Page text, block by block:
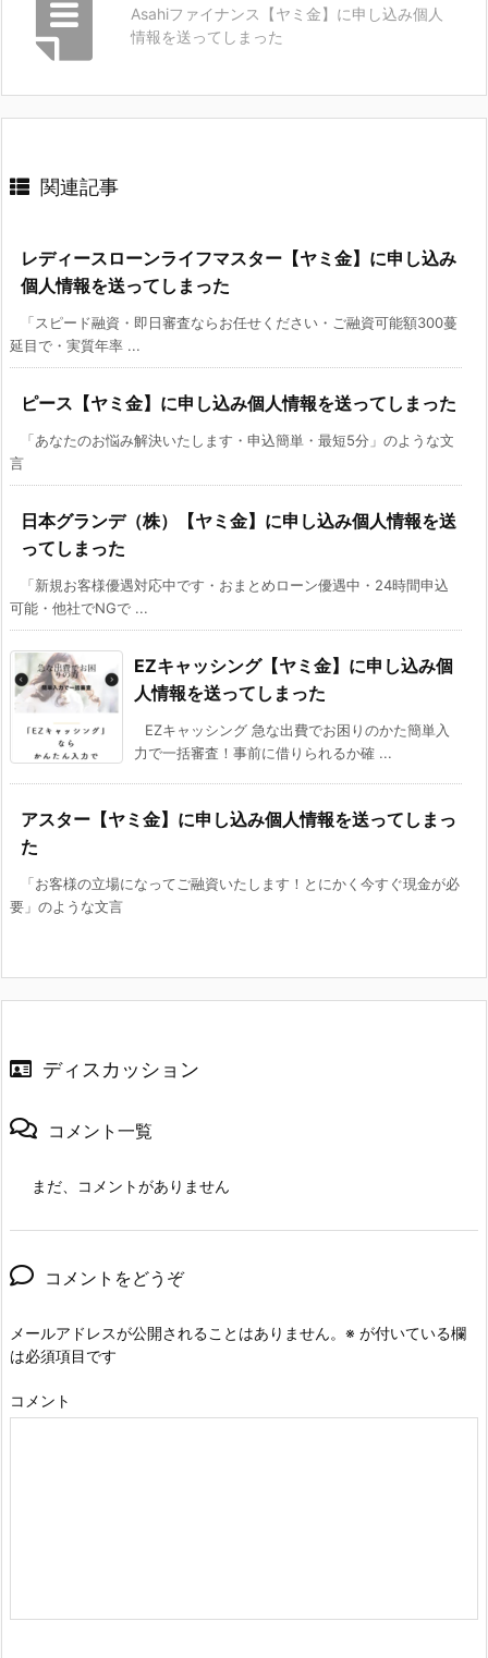
Asahiファイナンス【ヤミ金】に申し込み個人
情報を送ってしまった
関連記事
レディースローンライフマスター【ヤミ金】に申し込み
個人情報を送ってしまった
「スピード融資・即日審査ならお任せください・ご融資可能額300蔓
延目で・実質年率 ...
ピース【ヤミ金】に申し込み個人情報を送ってしまった
「あなたのお悩み解決いたします・申込簡単・最短5分」のような文
言
日本グランデ（株）【ヤミ金】に申し込み個人情報を送
ってしまった
「新規お客様優遇対応中です・おまとめローン優遇中・24時間申込
可能・他社でNGで ...
EZキャッシング【ヤミ金】に申し込み個
人情報を送ってしまった
EZキャッシング 急な出費でお困りのかた簡単入
力で一括審査！事前に借りられるか確 ...
アスター【ヤミ金】に申し込み個人情報を送ってしまっ
た
「お客様の立場になってご融資いたします！とにかく今すぐ現金が必
要」のような文言
ディスカッション
コメント一覧
まだ、コメントがありません
コメントをどうぞ
メールアドレスが公開されることはありません。 ※ が付いている欄
は必須項目です
コメント